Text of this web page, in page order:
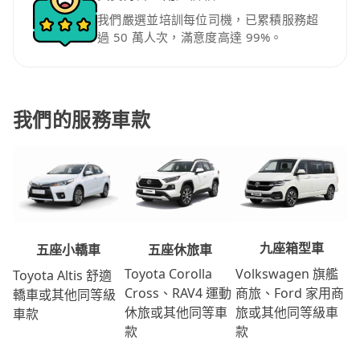
我們嚴選並培訓每位司機，已累積服務超
過 50 萬人次，滿意度高達 99%。
我們的服務車款
五座小轎車
Toyota Altis 舒適
轎車或其他同等級
車款
五座休旅車
Toyota Corolla
Cross、RAV4 運動
休旅或其他同等車
款
九座箱型車
Volkswagen 旗艦
商旅、Ford 家用商
旅或其他同等級車
款